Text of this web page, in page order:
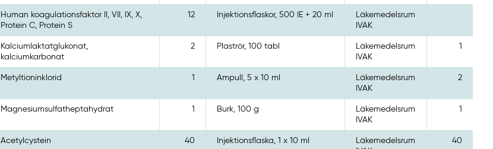
Human koagulationsfaktor II, VII, IX, X,
Protein C, Protein S
12 Injektionsflaskor, 500 IE + 20 ml
Läkemedelsrum
IVAK
Kalciumlaktatglukonat,
kalciumkarbonat
2 Plaströr, 100 tabl
Läkemedelsrum
IVAK
1
Metyltioninklorid 1 Ampull, 5 x 10 ml
Läkemedelsrum
IVAK
2
Magnesiumsulfatheptahydrat 1 Burk, 100 g
Läkemedelsrum
IVAK
1
Acetylcystein 40 Injektionsflaska, 1 x 10 ml
Läkemedelsrum
40